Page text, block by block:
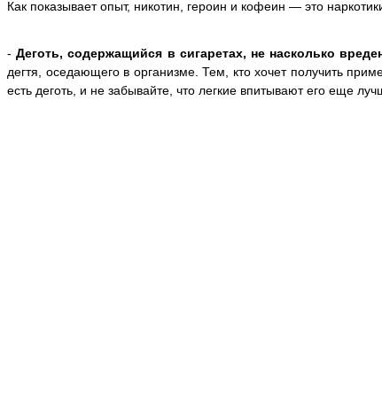
Как показывает опыт, никотин, героин и кофеин — это
-Деготь, содержащийся в сигаретах, не насколько
дегтя, оседающего в организме. Тем, кто хочет получить
есть деготь, и не забывайте, что легкие впитывают его еще